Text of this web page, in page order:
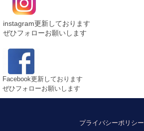
instagram更新しております
ぜひフォローお願いします
Facebook更新しております
ぜひフォローお願いします
プライバシーポリシー